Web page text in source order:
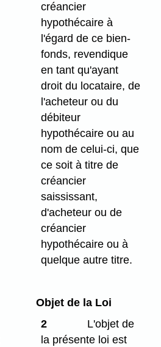
créancier
hypothécaire à
l'égard de ce bien-
fonds, revendique
en tant qu'ayant
droit du locataire, de
l'acheteur ou du
débiteur
hypothécaire ou au
nom de celui-ci, que
ce soit à titre de
créancier
saississant,
d'acheteur ou de
créancier
hypothécaire ou à
quelque autre titre.
Objet de la Loi
2
L'objet de
la présente loi est